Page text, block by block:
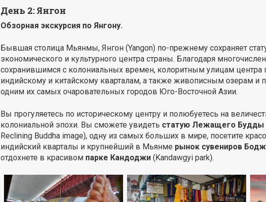
День 2: Янгон
Обзорная экскурсия по Янгону.
Бывшая столица Мьянмы, Янгон (Yangon) по-прежнему сохраняет
экономического и культурного центра страны. Благодаря
сохранившимся с колониальных времен, колоритным улицам центра
индийскому и китайскому кварталам, а также живописным озерам и
одним их самых очаровательных городов Юго-Восточной Азии.
Вы прогуляетесь по историческому центру и полюбуетесь на
колониальной эпохи. Вы сможете увидеть статую Лежащего
Reclining Buddha image), одну из самых больших в мире, посетите
индийский кварталы и крупнейший в Мьянме рынок сувениров
отдохнете в красивом парке Кандоджи (Kandawgyi park).